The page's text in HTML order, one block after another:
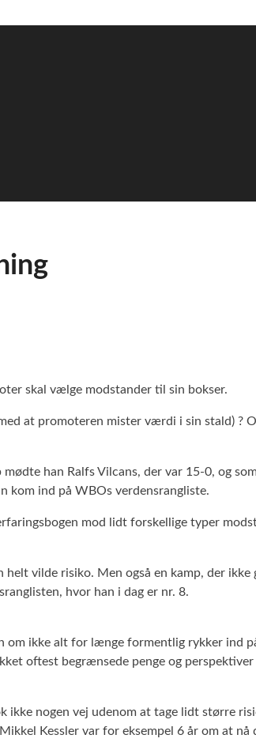
skal vælge modstander til sin bokser.
at promoteren mister værdi i sin stald) ?
han Ralfs Vilcans, der var 15-0, og
kom ind på WBOs verdensrangliste.
mod lidt forskellige typer
vilde risiko. Men også en kamp, der
hvor han i dag er nr. 8.
ikke alt for længe formentlig rykker ind
oftest begrænsede penge og
ikke nogen vej udenom at tage lidt større
Kessler var for eksempel 6 år om at